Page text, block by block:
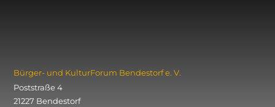
Bürger- und KulturForum ­Bendestorf e. V.
Poststraße 4
21227 Bendestorf